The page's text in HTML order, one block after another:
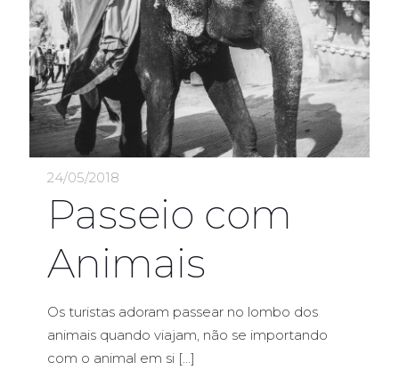
24/05/2018
Passeio com
Animais
Os turistas adoram passear no lombo dos
animais quando viajam, não se importando
com o animal em si […]